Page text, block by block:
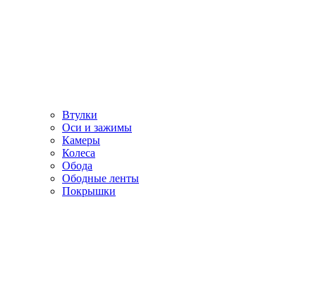
Втулки
Оси и зажимы
Камеры
Колeса
Обода
Ободные ленты
Покрышки